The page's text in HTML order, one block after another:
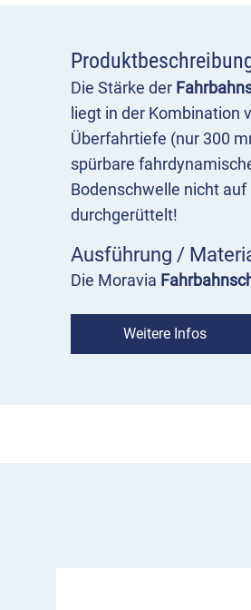
Die Stärke der
liegt in der Kombination
Überfahrtiefe (nur 300
spürbare
Bodenschwelle nicht
durchgerüttelt!
Ausführung /
Die Moravia
(Mittelstück). Ein Vorteil
und verbinden möchten!
Weitere Infos